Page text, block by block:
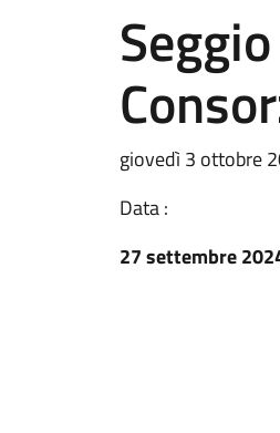
giovedì 3 ottobre
Data :
27 settembre